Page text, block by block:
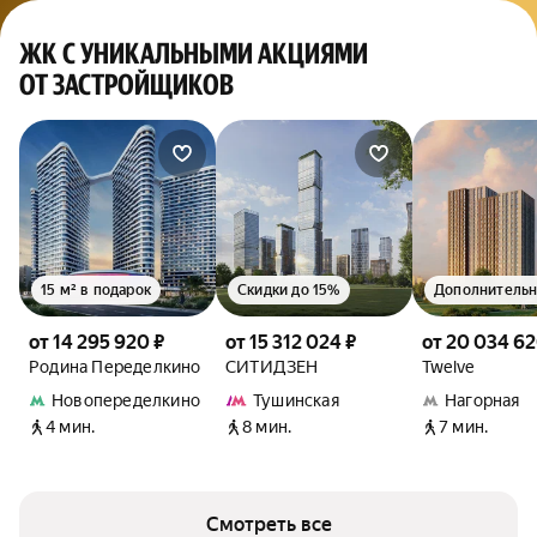
ЖК С УНИКАЛЬНЫМИ АКЦИЯМИ
ОТ ЗАСТРОЙЩИКОВ
от 14 295 920 ₽
Родина Переделкино
Новопеределкино
4 мин.
15 м² в подарок
от 15 312 024 ₽
СИТИДЗЕН
Тушинская
8 мин.
Скидки до 15%
от 20 034
Twelve
Нагорная
7 мин.
Смотреть все